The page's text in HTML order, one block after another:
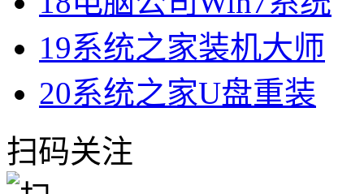
19系统之家装机大师
20系统之家U盘重装
扫码关注